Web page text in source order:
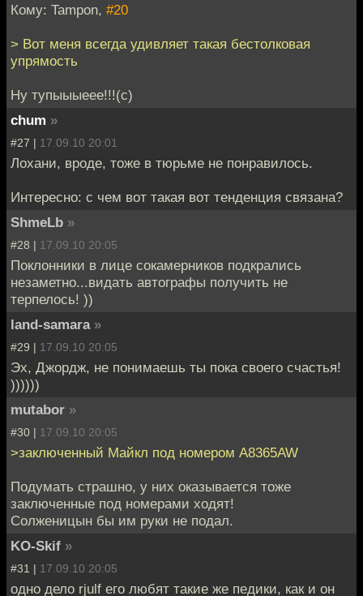
Кому: Tampon, #20
> Вот меня всегда удивляет такая бестолковая
упрямость
Ну тупыыыеее!!!(с)
chum »
#27 | 17.09.10 20:01
Лохани, вроде, тоже в тюрьме не понравилось.
Интересно: с чем вот такая вот тенденция связана?
ShmeLb »
#28 | 17.09.10 20:05
Поклонники в лице сокамерников подкрались
незаметно...видать автографы получить не
терпелось! ))
land-samara »
#29 | 17.09.10 20:05
Эх, Джордж, не понимаешь ты пока своего счастья!
))))))
mutabor »
#30 | 17.09.10 20:05
>заключенный Майкл под номером A8365AW
Подумать страшно, у них оказывается тоже
заключенные под номерами ходят!
Солженицын бы им руки не подал.
KO-Skif »
#31 | 17.09.10 20:05
одно дело rjulf его любят такие же педики, как и он